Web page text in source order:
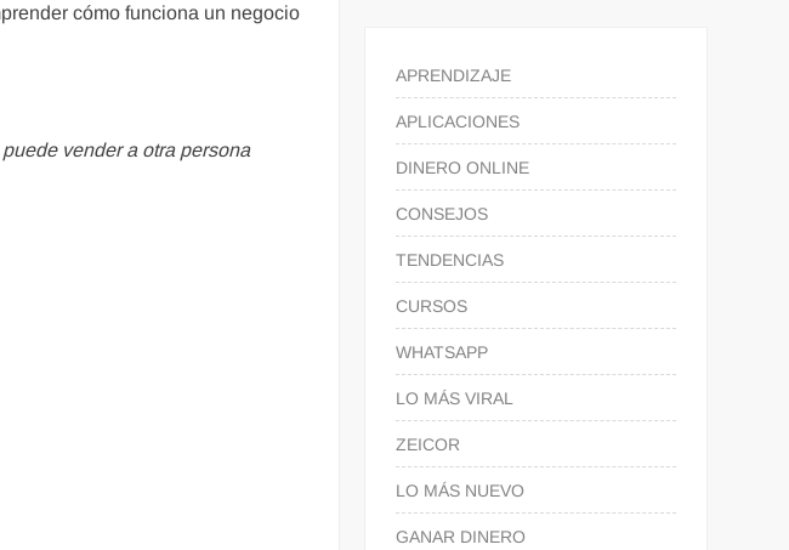
cómo funciona un negocio
vender a otra persona
APRENDIZAJE
APLICACIONES
DINERO ONLINE
CONSEJOS
TENDENCIAS
CURSOS
WHATSAPP
LO MÁS VIRAL
ZEICOR
LO MÁS NUEVO
GANAR DINERO